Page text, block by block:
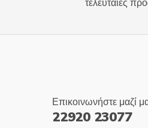
τελευταίες
Επικοινωνήστε μαζί
22920 23077